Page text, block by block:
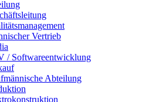
Vertrieb
/ Softwareentwicklung
Abteilung